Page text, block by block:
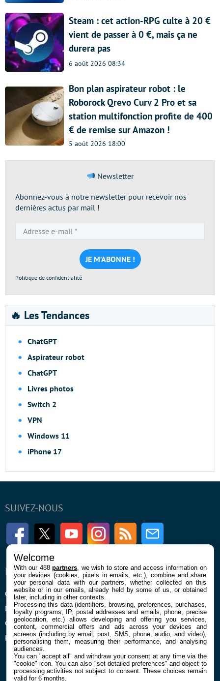
Steam : cet action-RPG culte à 20 €
vient de passer à 0 €, mais ça ne
durera pas
6 août 2026 08:34
Bon plan aspirateur robot : le
Roborock Qrevo Curv 2 Pro et sa
station multifonction profite de 400
€ de remise sur Amazon !
5 août 2026 18:00
Newsletter
Abonnez-vous à notre newsletter pour recevoir nos
dernières actus par mail !
e-
mail
*
Politique de confidentialité
🔥 Les Tendances
ChatGPT
Aspirateur robot
ChatGPT
Livres photos
Switch 2
VPN
Windows 11
iPhone 17
SUIVEZ-NOUS
FacebookTwitter Youtube InstagramRSS Newsletter
ENTREPRISE
Qui sommes nous
Mentions légales et CGU
Confidentialité et Cookies
Préférences cookies
À PROPOS
La rédaction
Contact
Welcome
With our 488partners , we wish to store and access information on
your devices (cookies, pixels in emails, etc.), combine and share
your personal data with our partners, whether collected on this
website or in our emails, already held by some of us, or obtained
later, including in other contexts.
Processing this data (identifiers, browsing, preferences, purchases,
loyalty programs, IP, postal addresses and emails, phone, precise
geolocation, etc.) allows developing and offering you services,
content, commercial offers and ads across your devices and
screens (including by email, post, SMS, phone, audio, and video),
personalising them, measuring their performance, and analysing
audiences.
You can "accept all" and withdraw your consent at any time via the
"cookie" icon. You can also "set detailed preferences" and object to
processing activities not subject to consent. These choices remain
valid for 6 months.